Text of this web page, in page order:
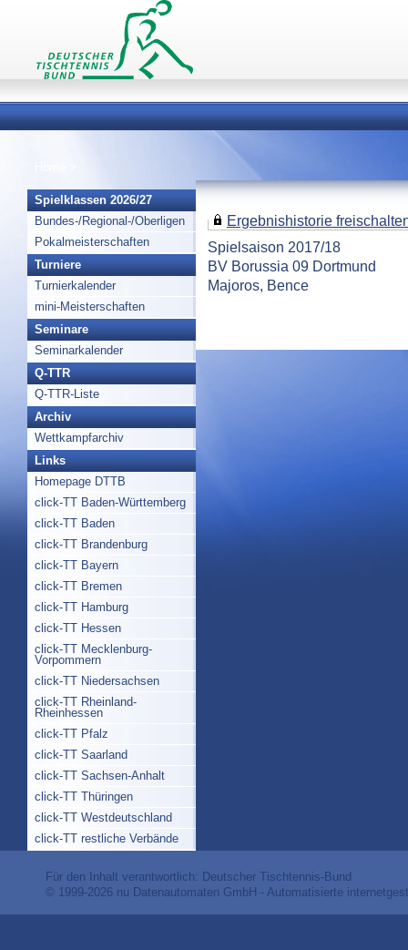
Spielklassen 2026/27
Bundes-/Regional-/Oberligen
Pokalmeisterschaften
Turniere
Turnierkalender
mini-Meisterschaften
Seminare
Seminarkalender
Q-TTR
Q-TTR-Liste
Archiv
Wettkampfarchiv
Links
Homepage DTTB
click-TT Baden-Württemberg
click-TT Baden
click-TT Brandenburg
click-TT Bayern
click-TT Bremen
click-TT Hamburg
click-TT Hessen
click-TT Mecklenburg-
Vorpommern
click-TT Niedersachsen
click-TT Rheinland-
Rheinhessen
click-TT Pfalz
click-TT Saarland
click-TT Sachsen-Anhalt
click-TT Thüringen
click-TT Westdeutschland
click-TT restliche Verbände
Ergebnishistorie
Spielsaison 2017/18
BV Borussia 09 Dortmund
Majoros, Bence
Für den Inhalt verantwortlich: Deutscher Tischtennis-Bund
© 1999-2026 nu Datenautomaten GmbH - Automatisierte